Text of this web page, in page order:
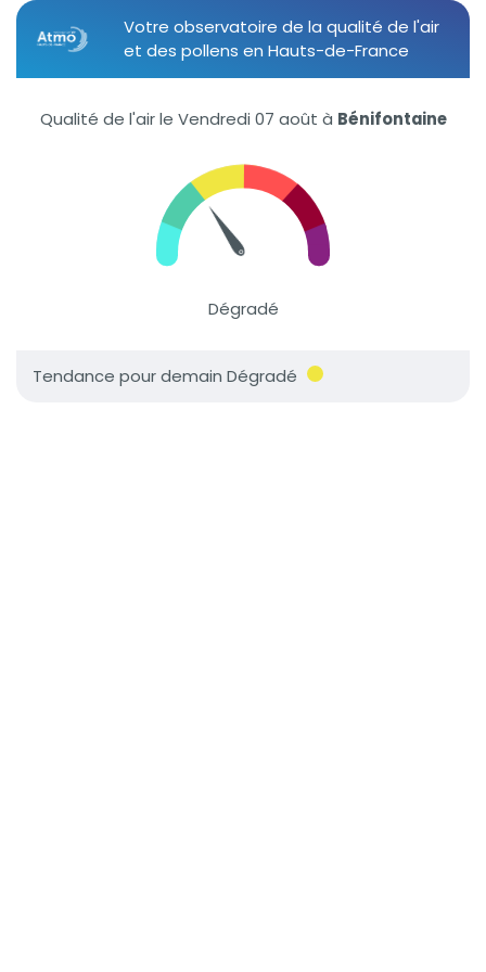
Votre observatoire de la qualité de l'air
et des pollens en Hauts-de-France
Qualité de l'air le Vendredi 07 août à Bénifontaine
Dégradé
Tendance pour demain Dégradé